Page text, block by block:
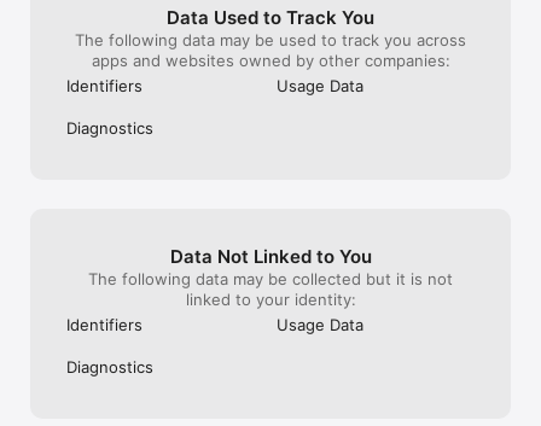
Data Used to Track You
The following data may be used to track you across
apps and websites owned by other companies:
Identifiers
Usage Data
Diagnostics
Data Not Linked to You
The following data may be collected but it is not
linked to your identity:
Identifiers
Usage Data
Diagnostics